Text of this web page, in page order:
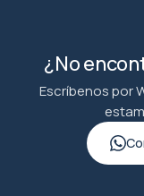
¿No
Escríbenos por